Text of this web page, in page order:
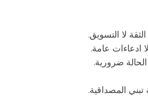
لا التسويق.
ادعاءات عامة.
ضرورية.
تبني المصداقية.